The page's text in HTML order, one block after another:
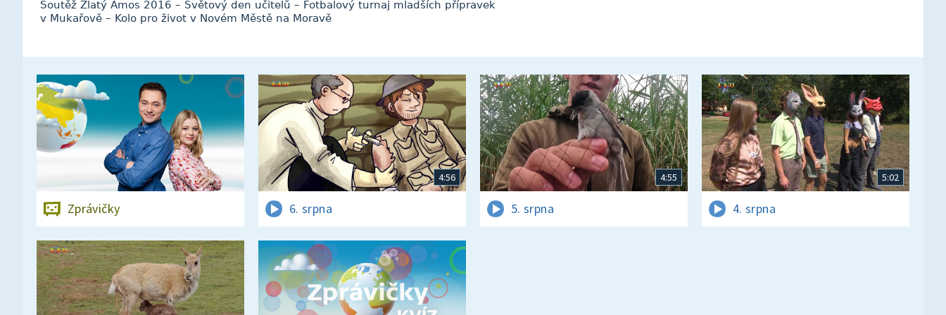
Soutěž Zlatý Ámos 2016 – Světový den učitelů – Fotbalový turnaj mladších přípravek
v Mukařově – Kolo pro život v Novém Městě na Moravě
Zprávičky
4:56
6. srpna
4:55
5. srpna
5:02
4. srpna